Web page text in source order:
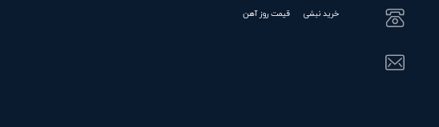
خرید نبشی قیمت روز آهن